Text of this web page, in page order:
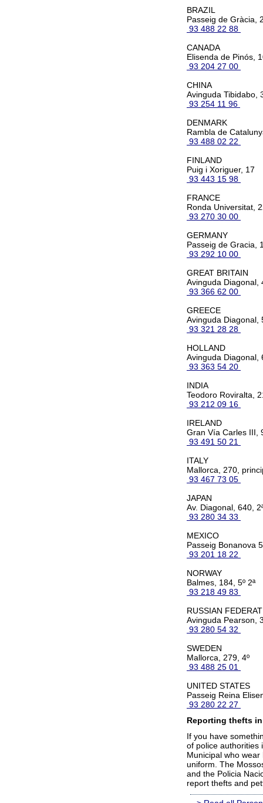
BRAZIL
Passeig de Gràcia,
93 488 22 88
CANADA
Elisenda de Pinós,
93 204 27 00
CHINA
Avinguda Tibidabo,
93 254 11 96
DENMARK
Rambla de
93 488 02 22
FINLAND
Puig i Xoriguer, 17
93 443 15 98
FRANCE
Ronda Universitat,
93 270 30 00
GERMANY
Passeig de Gracia,
93 292 10 00
GREAT BRITAIN
Avinguda Diagonal,
93 366 62 00
GREECE
Avinguda Diagonal,
93 321 28 28
HOLLAND
Avinguda Diagonal,
93 363 54 20
INDIA
Teodoro Roviralta,
93 212 09 16
IRELAND
Gran Vía Carles III,
93 491 50 21
ITALY
Mallorca, 270,
93 467 73 05
JAPAN
Av. Diagonal, 640,
93 280 34 33
MEXICO
Passeig Bonanova
93 201 18 22
NORWAY
Balmes, 184, 5º 2ª
93 218 49 83
RUSSIAN
Avinguda Pearson,
93 280 54 32
SWEDEN
Mallorca, 279, 4º
93 488 25 01
UNITED STATES
Passeig Reina
93 280 22 27
Reporting thefts
If you have
of police authorities
Municipal who
uniform. The
and the Policia
report thefts and